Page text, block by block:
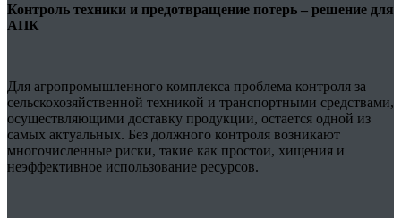
Контроль техники и предотвращение потерь – решение для
АПК
Для агропромышленного комплекса проблема контроля за
сельскохозяйственной техникой и транспортными средствами,
осуществляющими доставку продукции, остается одной из
самых актуальных. Без должного контроля возникают
многочисленные риски, такие как простои, хищения и
неэффективное использование ресурсов.